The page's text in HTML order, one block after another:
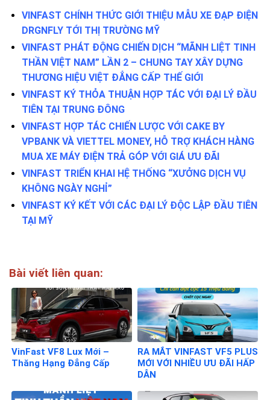
VINFAST CHÍNH THỨC GIỚI THIỆU MẪU XE ĐẠP ĐIỆN
DRGNFLY TỚI THỊ TRƯỜNG MỸ
VINFAST PHÁT ĐỘNG CHIẾN DỊCH “MÃNH LIỆT TINH
THẦN VIỆT NAM” LẦN 2 – CHUNG TAY XÂY DỰNG
THƯƠNG HIỆU VIỆT ĐẲNG CẤP THẾ GIỚI
VINFAST KÝ THỎA THUẬN HỢP TÁC VỚI ĐẠI LÝ ĐẦU
TIÊN TẠI TRUNG ĐÔNG
VINFAST HỢP TÁC CHIẾN LƯỢC VỚI CAKE BY
VPBANK VÀ VIETTEL MONEY, HỖ TRỢ KHÁCH HÀNG
MUA XE MÁY ĐIỆN TRẢ GÓP VỚI GIÁ ƯU ĐÃI
VINFAST TRIỂN KHAI HỆ THỐNG “XƯỞNG DỊCH VỤ
KHÔNG NGÀY NGHỈ”
VINFAST KÝ KẾT VỚI CÁC ĐẠI LÝ ĐỘC LẬP ĐẦU TIÊN
TẠI MỸ
Bài viết liên quan:
VinFast VF8 Lux Mới –
Thăng Hạng Đẳng Cấp
RA MẮT VINFAST VF5 PLUS
MỚI VỚI NHIỀU ƯU ĐÃI HẤP
DẪN